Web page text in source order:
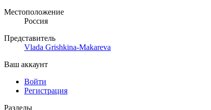
Местоположение
Россия
Представитель
Vlada Grishkina-Makareva
Ваш аккаунт
Войти
Регистрация
Разделы